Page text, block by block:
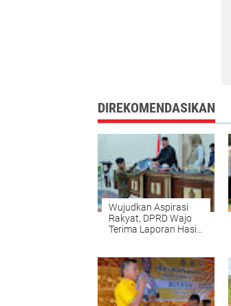
DIREKOMENDASIKAN
Wujudkan Aspirasi
Rakyat, DPRD Wajo
Terima Laporan Hasil